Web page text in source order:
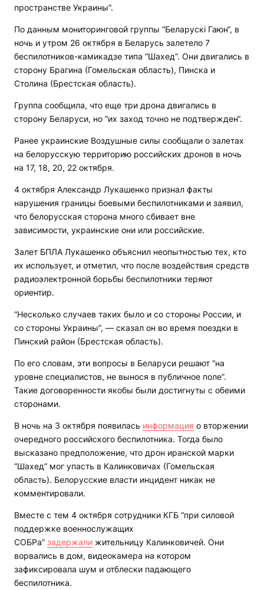
пространстве Украины“.
По данным мониторинговой группы “Беларускі Гаюн“, в
ночь и утром 26 октября в Беларусь залетело 7
беспилотников-камикадзе типа “Шахед“. Они двигались в
сторону Брагина (Гомельская область), Пинска и
Столина (Брестская область).
Группа сообщила, что еще три дрона двигались в
сторону Беларуси, но “их заход точно не подтвержден“.
Ранее украинские Воздушные силы сообщали о залетах
на белорусскую территорию российских дронов в ночь
на 17, 18, 20, 22 октября.
4 октября Александр Лукашенко признал факты
нарушения границы боевыми беспилотниками и заявил,
что белорусская сторона много сбивает вне
зависимости, украинские они или российские.
Залет БПЛА Лукашенко объяснил неопытностью тех, кто
их использует, и отметил, что после воздействия средств
радиоэлектронной борьбы беспилотники теряют
ориентир.
“Несколько случаев таких было и со стороны России, и
со стороны Украины”, — сказал он во время поездки в
Пинский район (Брестская область).
По его словам, эти вопросы в Беларуси решают “на
уровне специалистов, не вынося в публичное поле”.
Такие договоренности якобы были достигнуты с обеими
сторонами.
В ночь на 3 октября появилась информация о вторжении
очередного российского беспилотника. Тогда было
высказано предположение, что дрон иранской марки
“Шахед” мог упасть в Калинковичах (Гомельская
область). Белорусские власти инцидент никак не
комментировали.
Вместе с тем 4 октября сотрудники КГБ “при силовой
поддержке военнослужащих
СОБРа” задержали жительницу Калинковичей. Они
ворвались в дом, видеокамера на котором
зафиксировала шум и отблески падающего
беспилотника.